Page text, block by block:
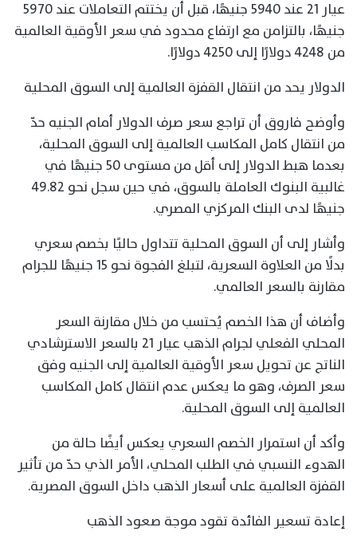
عيار 21 عند 5940 جنيهًا، قبل أن يختتم التعاملات عند 5970
جنيهًا، بالتزامن مع ارتفاع محدود في سعر الأوقية العالمية
من 4248 دولارًا إلى 4250 دولارًا.
الدولار يحد من انتقال القفزة العالمية إلى السوق المحلية
وأوضح فاروق أن تراجع سعر صرف الدولار أمام الجنيه حدّ
من انتقال كامل المكاسب العالمية إلى السوق المحلية،
بعدما هبط الدولار إلى أقل من مستوى 50 جنيهًا في
غالبية البنوك العاملة بالسوق، في حين سجل نحو 49.82
جنيهًا لدى البنك المركزي المصري.
وأشار إلى أن السوق المحلية تتداول حاليًا بخصم سعري
بدلًا من العلاوة السعرية، لتبلغ الفجوة نحو 15 جنيهًا للجرام
مقارنة بالسعر العالمي.
وأضاف أن هذا الخصم يُحتسب من خلال مقارنة السعر
المحلي الفعلي لجرام الذهب عيار 21 بالسعر الاسترشادي
الناتج عن تحويل سعر الأوقية العالمية إلى الجنيه وفق
سعر الصرف، وهو ما يعكس عدم انتقال كامل المكاسب
العالمية إلى السوق المحلية.
وأكد أن استمرار الخصم السعري يعكس أيضًا حالة من
الهدوء النسبي في الطلب المحلي، الأمر الذي حدّ من تأثير
القفزة العالمية على أسعار الذهب داخل السوق المصرية.
إعادة تسعير الفائدة تقود موجة صعود الذهب